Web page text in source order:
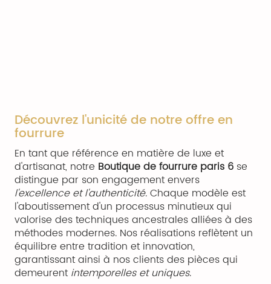
Découvrez l'unicité de notre offre en
fourrure
En tant que référence en matière de luxe et
d'artisanat, notre Boutique de fourrure paris 6se
distingue par son engagement envers
l'excellence et l'authenticité. Chaque modèle est
l'aboutissement d'un processus minutieux qui
valorise des techniques ancestrales alliées à des
méthodes modernes. Nos réalisations reflètent un
équilibre entre tradition et innovation,
garantissant ainsi à nos clients des pièces qui
demeurent intemporelles et uniques.